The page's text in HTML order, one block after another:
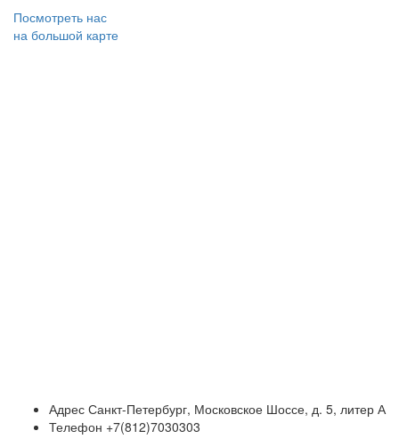
Посмотреть нас
на большой карте
Адрес Санкт-Петербург, Московское Шоссе, д. 5, литер А
Телефон +7(812)7030303